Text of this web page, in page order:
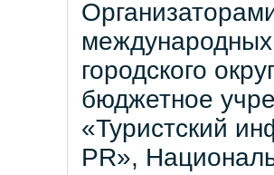
городского
бюджетное
«Туристский
PR»,